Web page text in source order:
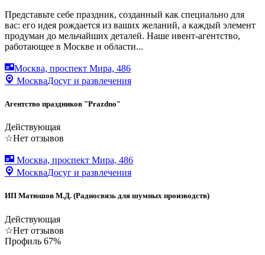
Представьте себе праздник, созданный как специально для
вас: его идея рождается из ваших желаний, а каждый элемент
продуман до мельчайших деталей. Наше ивент-агентство,
работающее в Москве и области...
Москва, проспект Мира, 486
МоскваДосуг и развлечения
Агентство праздников "Prazdno"
Действующая
☆Нет отзывов
Москва, проспект Мира, 486
МоскваДосуг и развлечения
ИП Матюшов М.Д. (Радиосвязь для шумных производств)
Действующая
☆Нет отзывов
Профиль 67%